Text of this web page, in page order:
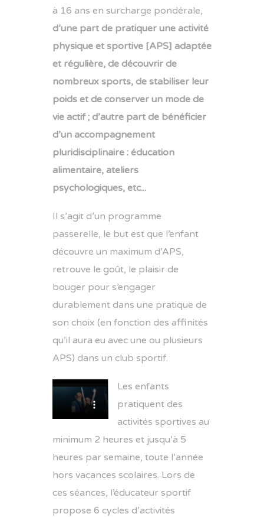
à 16 ans en surcharge pondérale,
d’une part de pratiquer une activité
physique et sportive [APS] adaptée
et régulière, de découvrir de
nombreux sports, de stabiliser leur
poids et de conserver un mode de
vie actif ; d’autre part de bénéficier
d’un accompagnement
pluridisciplinaire : éducation
alimentaire, ateliers
psychologiques, etc...
Il s’agit d’un programme
passerelle, le but est que l’enfant
découvre un maximum d’APS,
retrouve le goût, le plaisir de
bouger pour s’engager
durablement dans une pratique de
son choix (en fonction des affinités
qu’il aura eu avec une ou plusieurs
APS) dans un club sportif.
Les enfants
pratiquent des
activités sportives au
minimum 2 heures et jusqu’à 5
heures par semaine, toute l’année
hors vacances scolaires. Lors de
ces séances, l’éducateur sportif
propose 6 cycles d’activités